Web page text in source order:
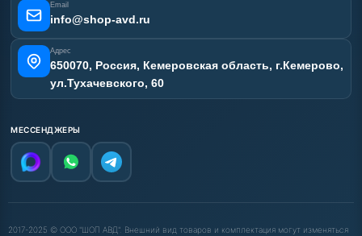
Email
info@shop-avd.ru
Адрес
650070, Россия, Кемеровская область, г.Кемерово,
ул.Тухачевского, 60
МЕССЕНДЖЕРЫ
2017-2025 © ООО "ШОП АВД". Внешний вид товаров и комплектация могут изменяться